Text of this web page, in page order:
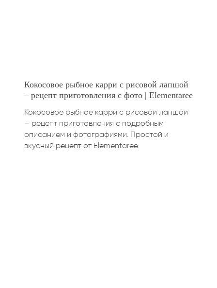
Кокосовое рыбное карри с рисовой лапшой
– рецепт приготовления с фото | Elementaree
Кокосовое рыбное карри с рисовой лапшой
– рецепт приготовления с подробным
описанием и фотографиями. Простой и
вкусный рецепт от Elementaree.